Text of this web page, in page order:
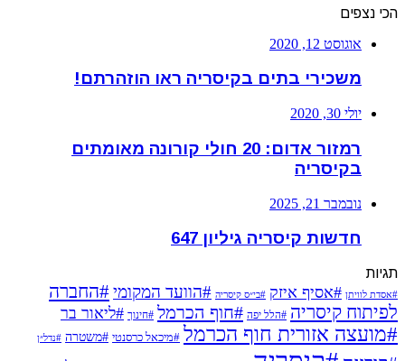
הכי נצפים
אוגוסט 12, 2020
משכירי בתים בקיסריה ראו הוזהרתם!
יולי 30, 2020
רמזור אדום: 20 חולי קורונה מאומתים
בקיסריה
נובמבר 21, 2025
חדשות קיסריה גיליון 647
תגיות
#אסדת לוויתן #אסיף איזק #בי״ס קיסריה #הוועד המקומי#החברה
לפיתוח קיסריה #הלל יפה #חוף הכרמל #חינוך #ליאור בר
#מועצה אזורית חוף הכרמל #מיכאל כרסנטי #משטרה #נדל״ן